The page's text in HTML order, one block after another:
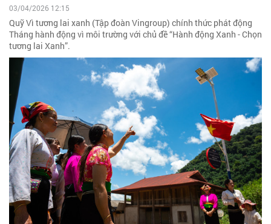
03/04/2026 12:15
Quỹ Vì tương lai xanh (Tập đoàn Vingroup) chính thức phát động
Tháng hành động vì môi trường với chủ đề “Hành động Xanh - Chọn
tương lai Xanh”.